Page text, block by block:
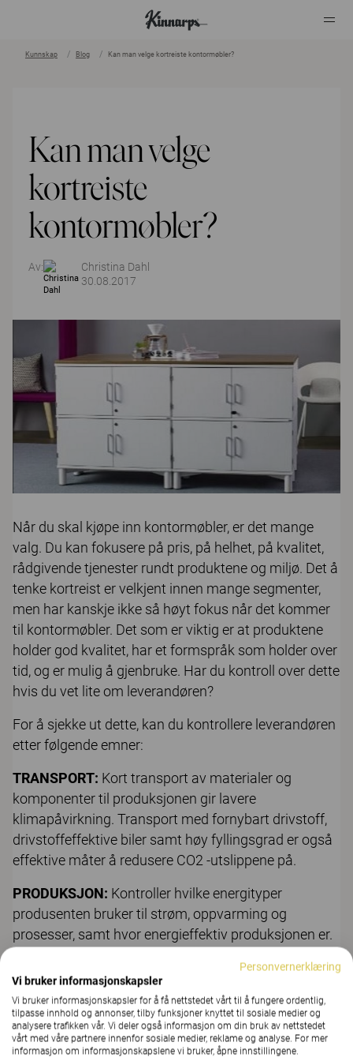
Kunnskap Blog Kan man velge kortreiste kontormøbler?
Kan man velge
kortreiste
kontormøbler?
Av:
Christina Dahl
30.08.2017
Når du skal kjøpe inn kontormøbler, er det mange
valg. Du kan fokusere på pris, på helhet, på kvalitet,
rådgivende tjenester rundt produktene og miljø. Det å
tenke kortreist er velkjent innen mange segmenter,
men har kanskje ikke så høyt fokus når det kommer
til kontormøbler. Det som er viktig er at produktene
holder god kvalitet, har et formspråk som holder over
tid, og er mulig å gjenbruke. Har du kontroll over dette
hvis du vet lite om leverandøren?
For å sjekke ut dette, kan du kontrollere leverandøren
etter følgende emner:
TRANSPORT: Kort transport av materialer og
komponenter til produksjonen gir lavere
klimapåvirkning. Transport med fornybart drivstoff,
drivstoffeffektive biler samt høy fyllingsgrad er også
effektive måter å redusere CO2 -utslippene på.
PRODUKSJON: Kontroller hvilke energityper
produsenten bruker til strøm, oppvarming og
prosesser, samt hvor energieffektiv produksjonen er.
MATERIALVALG:Velg gjerne tre, som er et fornybart
materiale med lav klimapåvirkning, gjennom hele
verdikjeden.
Personvernerklæring
Vi bruker informasjonskapsler
Vi bruker informasjonskapsler for å få nettstedet vårt til å fungere ordentlig,
tilpasse innhold og annonser, tilby funksjoner knyttet til sosiale medier og
analysere trafikken vår. Vi deler også informasjon om din bruk av nettstedet
vårt med våre partnere innenfor sosiale medier, reklame og analyse. For mer
informasjon om informasjonskapslene vi bruker, åpne innstillingene.